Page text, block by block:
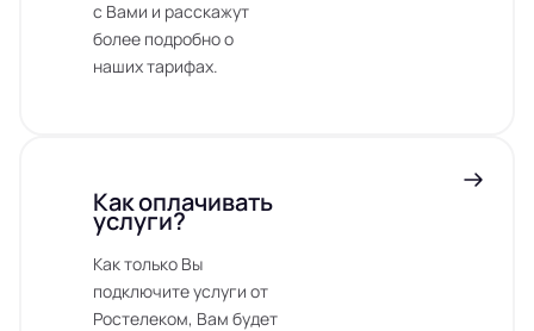
с Вами и расскажут
более подробно о
наших тарифах.
Как оплачивать
услуги?
Как только Вы
подключите услуги от
Ростелеком, Вам будет